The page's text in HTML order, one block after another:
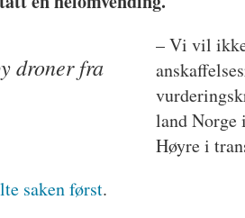
droner fra
– Vi vil
land Norge
Høyre i
saken først.